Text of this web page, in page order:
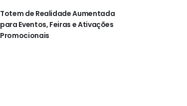
Totem de Realidade Aumentada
para Eventos, Feiras e Ativações
Promocionais